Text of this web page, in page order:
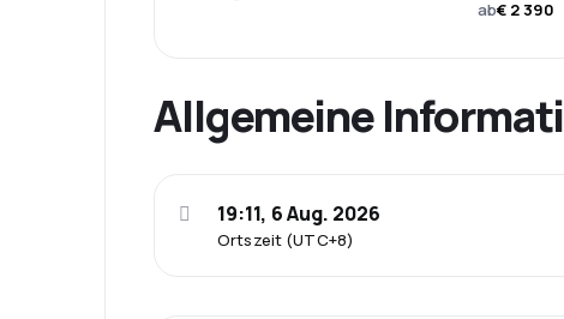
ab€ 2 390
Allgemeine
Ortszeit (UTC+8)
19:11, 6 Aug. 2026